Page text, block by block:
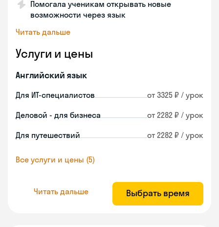
Помогала ученикам открывать новые
возможности через язык
Читать дальше
Услуги и цены
Английский язык
Для ИТ-специалистов от 3325 ₽ / урок
Деловой - для бизнеса от 2282 ₽ / урок
Для путешествий от 2282 ₽ / урок
Все услуги и цены (5)
Читать дальше Выбрать время